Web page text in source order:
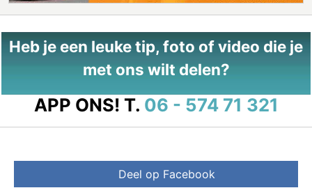
Heb je een leuke tip, foto of video die je
met ons wilt delen?
APP ONS! T. 06 - 574 71 321
Deel op Facebook